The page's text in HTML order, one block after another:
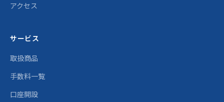
アクセス
サービス
取扱商品
手数料一覧
口座開設